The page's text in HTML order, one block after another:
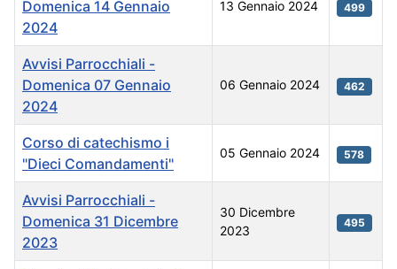
Domenica 14 Gennaio
2024
13 Gennaio 2024 499
Avvisi Parrocchiali -
Domenica 07 Gennaio
2024
06 Gennaio 2024 462
Corso di catechismo i
"Dieci Comandamenti"
05 Gennaio 2024 578
Avvisi Parrocchiali -
Domenica 31 Dicembre
2023
30 Dicembre
2023
495